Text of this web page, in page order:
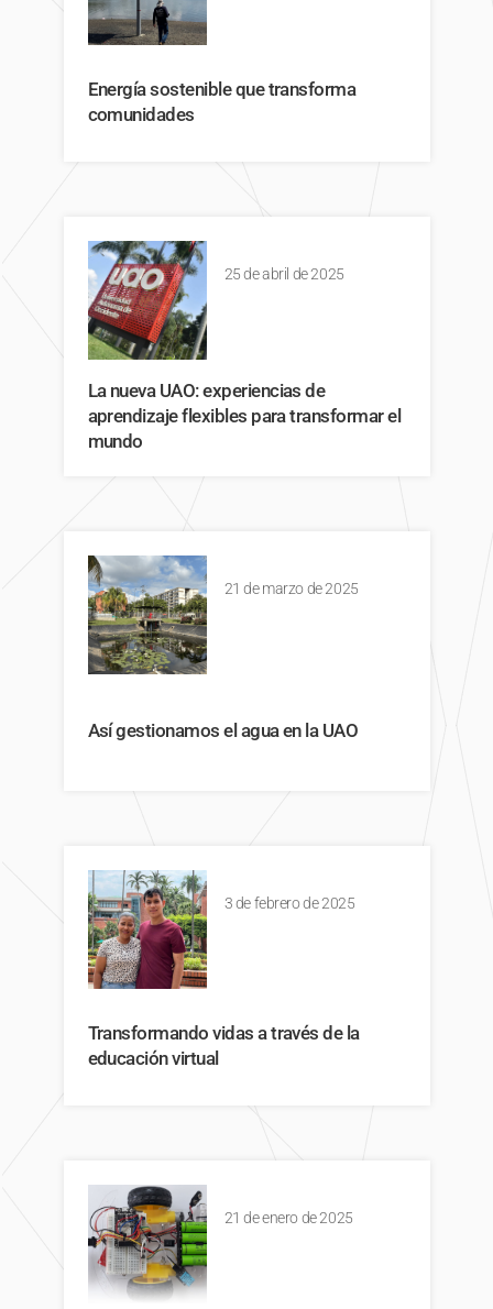
Energía sostenible que transforma
comunidades
25 de abril de 2025
La nueva UAO: experiencias de
aprendizaje flexibles para transformar el
mundo
21 de marzo de 2025
Así gestionamos el agua en la UAO
3 de febrero de 2025
Transformando vidas a través de la
educación virtual
21 de enero de 2025